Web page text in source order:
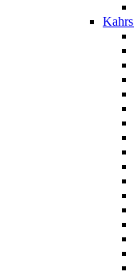
Kahrs